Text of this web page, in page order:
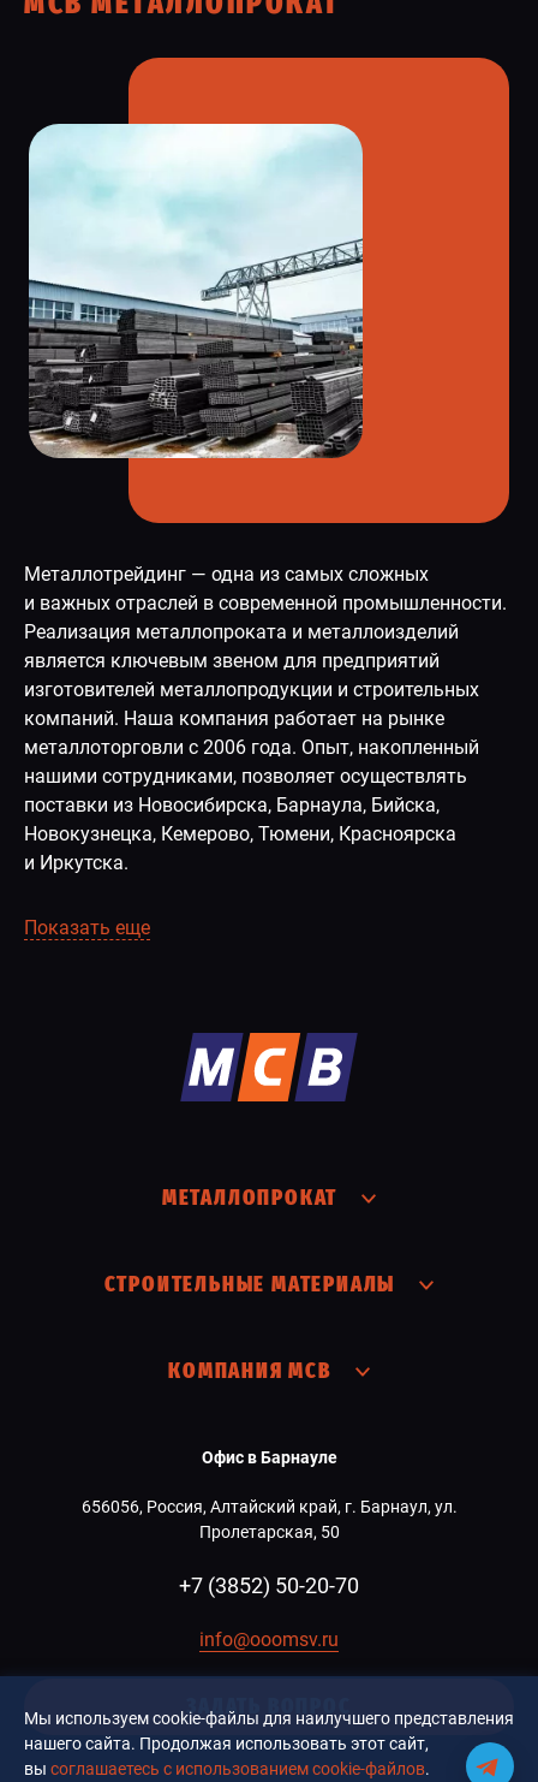
Металлотрейдинг — одна из самых сложных
и важных отраслей в современной промышленности.
Реализация металлопроката и металлоизделий
является ключевым звеном для предприятий
изготовителей металлопродукции и строительных
компаний. Наша компания работает на рынке
металлоторговли с 2006 года. Опыт, накопленный
нашими сотрудниками, позволяет осуществлять
поставки из Новосибирска, Барнаула, Бийска,
Новокузнецка, Кемерово, Тюмени, Красноярска
и Иркутска.
Показать еще
МЕТАЛЛОПРОКАТ
СТРОИТЕЛЬНЫЕ МАТЕРИАЛЫ
КОМПАНИЯ МСВ
Офис в Барнауле
656056, Россия, Алтайский край, г. Барнаул, ул.
Пролетарская, 50
+7 (3852) 50-20-70
info@ooomsv.ru
ЗАДАТЬ ВОПРОС
Мы используем cookie-файлы для наилучшего представления
нашего сайта. Продолжая использовать этот сайт,
вы соглашаетесь с использованием cookie-файлов.